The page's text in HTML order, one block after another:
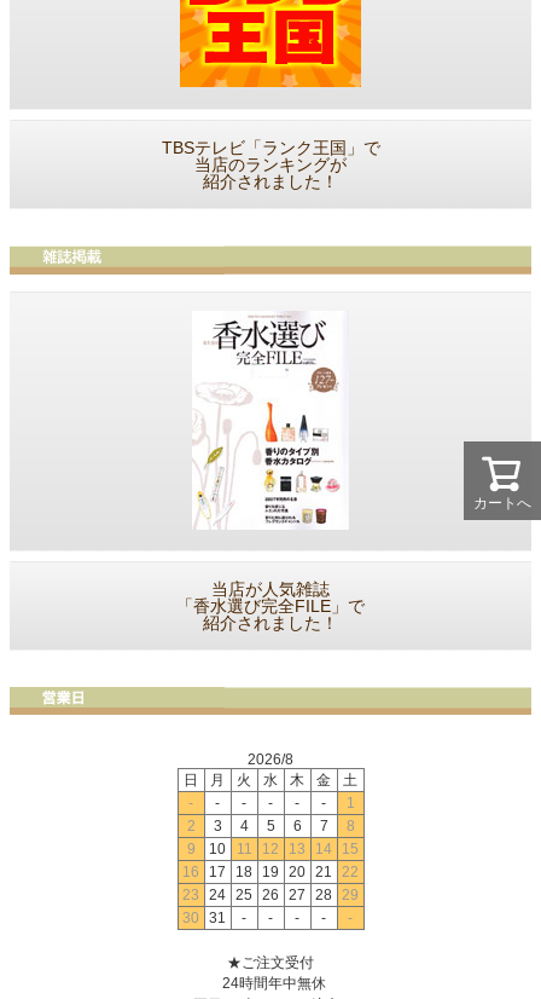
カートへ
TBSテレビ「ランク王国」で
当店のランキングが
紹介されました！
当店が人気雑誌
「香水選び完全FILE」で
紹介されました！
2026/8
日
月 火 水 木 金
土
-
- - - - -
1
2
3 4 5 6 7
8
9
10 11 12 13 14
15
16
17 18 19 20 21
22
23
24 25 26 27 28
29
30
31 - - - - -
★ご注文受付
24時間年中無休